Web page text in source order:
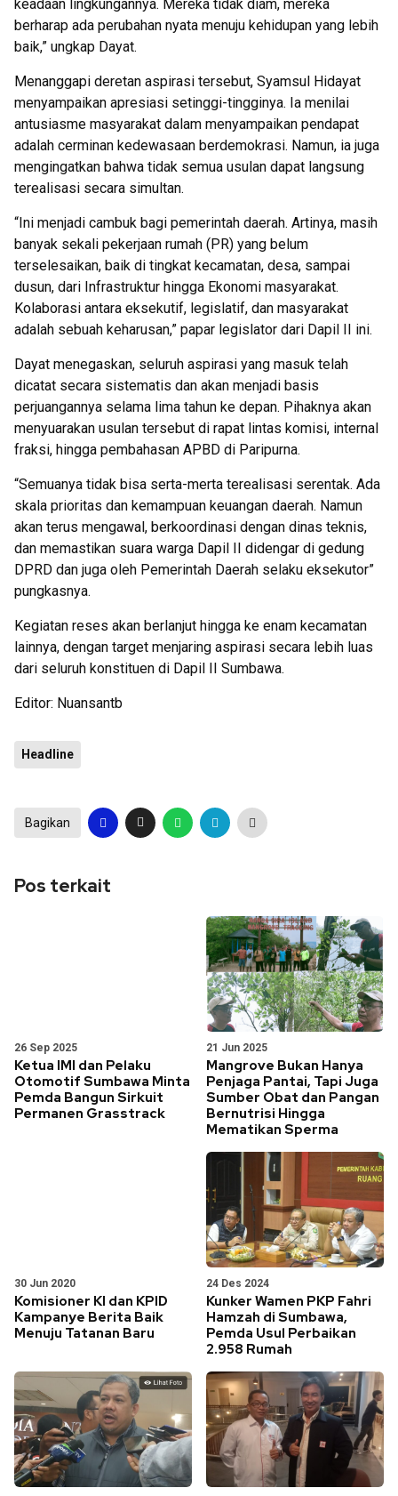
keadaan lingkungannya. Mereka tidak diam, mereka
berharap ada perubahan nyata menuju kehidupan yang lebih
baik,” ungkap Dayat.
Menanggapi deretan aspirasi tersebut, Syamsul Hidayat
menyampaikan apresiasi setinggi-tingginya. Ia menilai
antusiasme masyarakat dalam menyampaikan pendapat
adalah cerminan kedewasaan berdemokrasi. Namun, ia juga
mengingatkan bahwa tidak semua usulan dapat langsung
terealisasi secara simultan.
“Ini menjadi cambuk bagi pemerintah daerah. Artinya, masih
banyak sekali pekerjaan rumah (PR) yang belum
terselesaikan, baik di tingkat kecamatan, desa, sampai
dusun, dari Infrastruktur hingga Ekonomi masyarakat.
Kolaborasi antara eksekutif, legislatif, dan masyarakat
adalah sebuah keharusan,” papar legislator dari Dapil II ini.
Dayat menegaskan, seluruh aspirasi yang masuk telah
dicatat secara sistematis dan akan menjadi basis
perjuangannya selama lima tahun ke depan. Pihaknya akan
menyuarakan usulan tersebut di rapat lintas komisi, internal
fraksi, hingga pembahasan APBD di Paripurna.
“Semuanya tidak bisa serta-merta terealisasi serentak. Ada
skala prioritas dan kemampuan keuangan daerah. Namun
akan terus mengawal, berkoordinasi dengan dinas teknis,
dan memastikan suara warga Dapil II didengar di gedung
DPRD dan juga oleh Pemerintah Daerah selaku eksekutor”
pungkasnya.
Kegiatan reses akan berlanjut hingga ke enam kecamatan
lainnya, dengan target menjaring aspirasi secara lebih luas
dari seluruh konstituen di Dapil II Sumbawa.
Editor: Nuansantb
Headline
Bagikan
Pos terkait
26 Sep 2025
Ketua IMI dan Pelaku
Otomotif Sumbawa Minta
Pemda Bangun Sirkuit
Permanen Grasstrack
21 Jun 2025
Mangrove Bukan Hanya
Penjaga Pantai, Tapi Juga
Sumber Obat dan Pangan
Bernutrisi Hingga
Mematikan Sperma
30 Jun 2020
Komisioner KI dan KPID
Kampanye Berita Baik
Menuju Tatanan Baru
24 Des 2024
Kunker Wamen PKP Fahri
Hamzah di Sumbawa,
Pemda Usul Perbaikan
2.958 Rumah